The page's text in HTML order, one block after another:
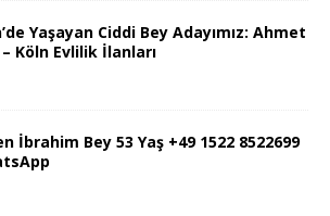
Yaşayan Ciddi Bey Adayımız: Ahmet
Köln Evlilik İlanları
İbrahim Bey 53 Yaş +49 1522 8522699